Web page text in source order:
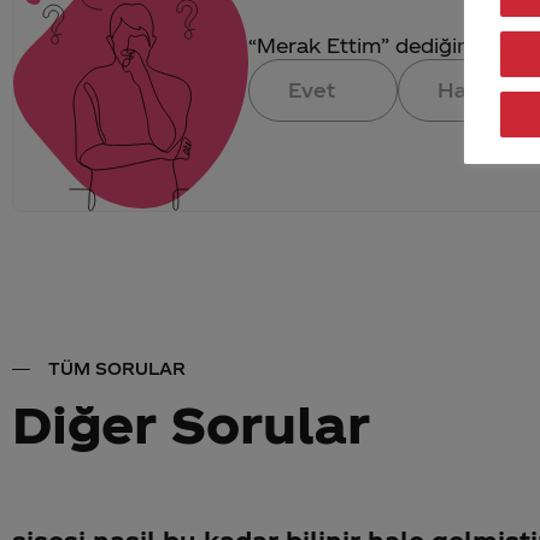
“Merak Ettim” dediğin
Evet
Hayır
TÜM SORULAR
Diğer Sorular